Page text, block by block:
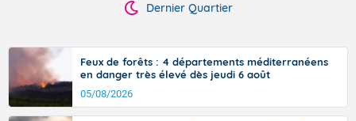
Dernier Quartier
Feux de forêts : 4 départements méditerranéens
en danger très élevé dès jeudi 6 août
05/08/2026